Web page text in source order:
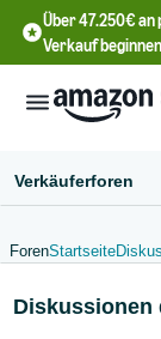
Über 47.250€ an
Verkauf
文
Verkäuferforen
ForenStartseite
Diskussionen